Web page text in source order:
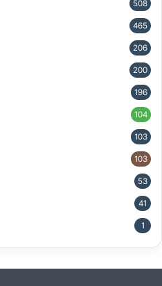
508
465
206
200
196
104
103
103
53
41
1